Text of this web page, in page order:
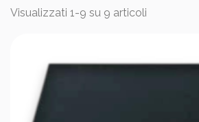
Visualizzati 1-9 su 9 articoli